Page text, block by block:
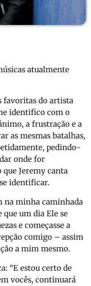
atualmente
favoritas do artista
identifico com o
a frustração e a
as mesmas batalhas,
pedindo-
onde for
que Jeremy canta
identificar.
na minha caminhada
que um dia Ele se
e começasse a
comigo – assim
a mim mesmo.
“E estou certo de
vocês, continuará